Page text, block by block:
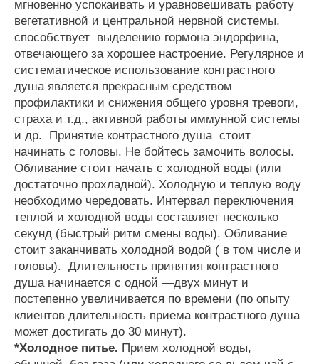
мгновенно успокаивать и уравновешивать работу
вегетативной и центральной нервной системы,
способствует выделению гормона эндорфина,
отвечающего за хорошее настроение. Регулярное и
систематическое использование контрастного
душа является прекрасным средством
профилактики и снижения общего уровня тревоги,
страха и т.д., активной работы иммунной системы
и др. Принятие контрастного душа стоит
начинать с головы. Не бойтесь замочить волосы.
Обливание стоит начать с холодной воды (или
достаточно прохладной). Холодную и теплую воду
необходимо чередовать. Интервал переключения
теплой и холодной воды составляет несколько
секунд (быстрый ритм смены воды). Обливание
стоит заканчивать холодной водой ( в том числе и
головы). Длительность принятия контрастного
душа начинается с одной —двух минут и
постепенно увеличивается по времени (по опыту
клиентов длительность приема контрастного душа
может достигать до 30 минут).
*Холодное питье. Прием холодной воды,